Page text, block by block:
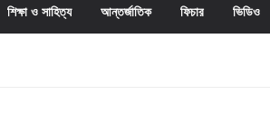
শিক্ষা ও সাহিত্য আন্তর্জাতিক ফিচার ভিডিও